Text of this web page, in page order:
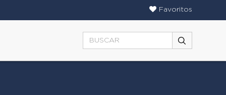
Favoritos